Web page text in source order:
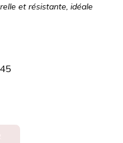
et résistante, idéale